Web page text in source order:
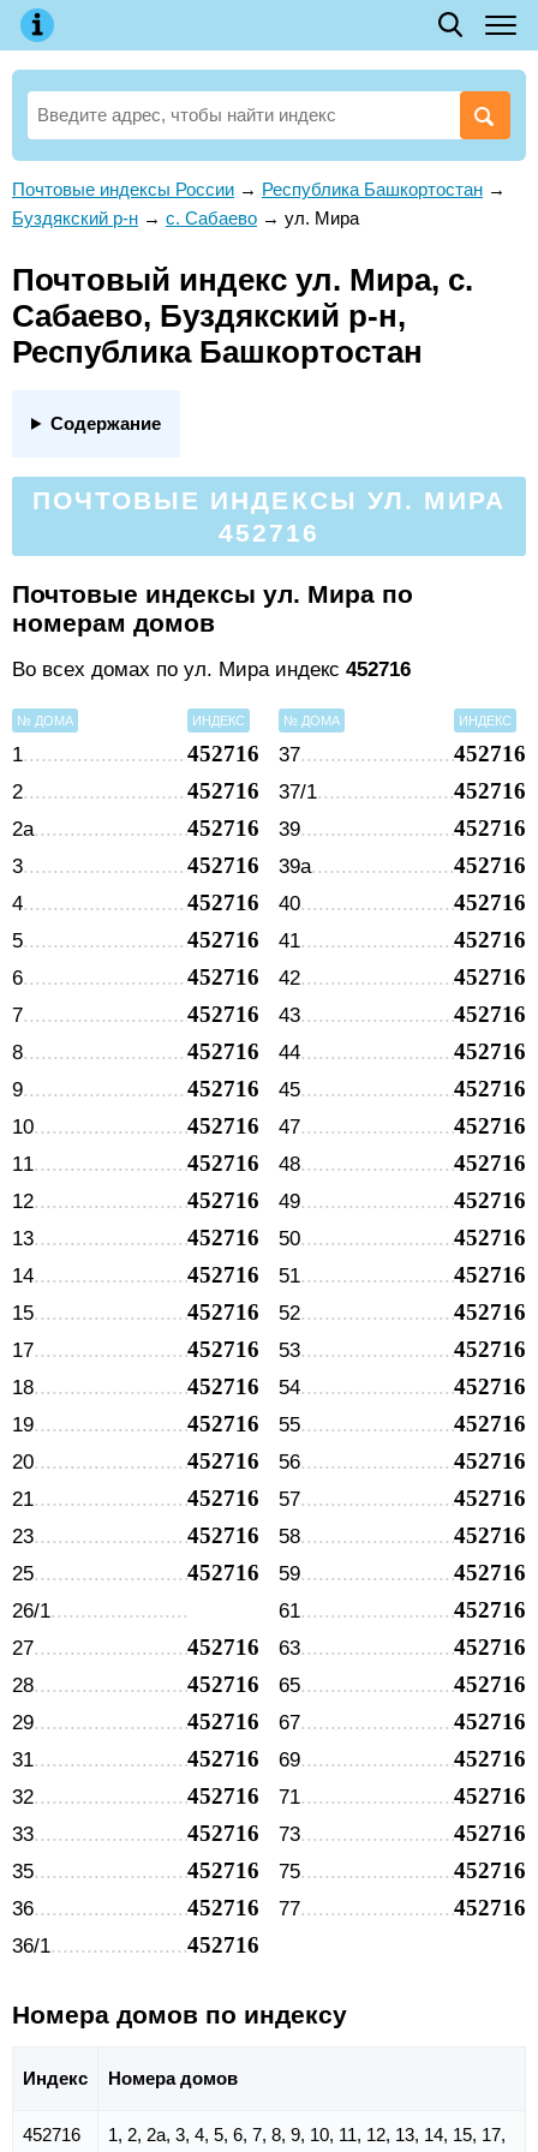
Почтовые индексы России → Республика Башкортостан →
Буздякский р-н → с. Сабаево → ул. Мира
Почтовый индекс ул. Мира, с.
Сабаево, Буздякский р-н,
Республика Башкортостан
Содержание
ПОЧТОВЫЕ ИНДЕКСЫ УЛ. МИРА
452716
Почтовые индексы ул. Мира по
номерам домов
Во всех домах по ул. Мира индекс 452716
№ ДОМА ИНДЕКС
1 452716
2 452716
2а 452716
3 452716
4 452716
5 452716
6 452716
7 452716
8 452716
9 452716
10 452716
11 452716
12 452716
13 452716
14 452716
15 452716
17 452716
18 452716
19 452716
20 452716
21 452716
23 452716
25 452716
26/1
27
452716
28 452716
29 452716
31 452716
32 452716
33 452716
35 452716
36 452716
36/1 452716
№ ДОМА ИНДЕКС
37 452716
37/1 452716
39 452716
39а 452716
40 452716
41 452716
42 452716
43 452716
44 452716
45 452716
47 452716
48 452716
49 452716
50 452716
51 452716
52 452716
53 452716
54 452716
55 452716
56 452716
57 452716
58 452716
59 452716
61 452716
63 452716
65 452716
67 452716
69 452716
71 452716
73 452716
75 452716
77 452716
Номера домов по индексу
Индекс Номера домов
452716 1, 2, 2а, 3, 4, 5, 6, 7, 8, 9, 10, 11, 12, 13, 14, 15, 17,